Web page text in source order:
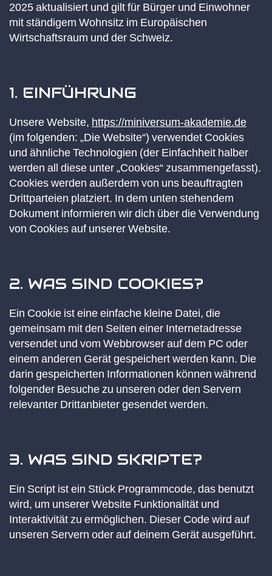
2025 aktualisiert und gilt für Bürger und Einwohner
mit ständigem Wohnsitz im Europäischen
Wirtschaftsraum und der Schweiz.
1. EINFÜHRUNG
Unsere Website, https://miniversum-akademie.de
(im folgenden: „Die Website“) verwendet Cookies
und ähnliche Technologien (der Einfachheit halber
werden all diese unter „Cookies“ zusammengefasst).
Cookies werden außerdem von uns beauftragten
Drittparteien platziert. In dem unten stehendem
Dokument informieren wir dich über die Verwendung
von Cookies auf unserer Website.
2. WAS SIND COOKIES?
Ein Cookie ist eine einfache kleine Datei, die
gemeinsam mit den Seiten einer Internetadresse
versendet und vom Webbrowser auf dem PC oder
einem anderen Gerät gespeichert werden kann. Die
darin gespeicherten Informationen können während
folgender Besuche zu unseren oder den Servern
relevanter Drittanbieter gesendet werden.
3. WAS SIND SKRIPTE?
Ein Script ist ein Stück Programmcode, das benutzt
wird, um unserer Website Funktionalität und
Interaktivität zu ermöglichen. Dieser Code wird auf
unseren Servern oder auf deinem Gerät ausgeführt.